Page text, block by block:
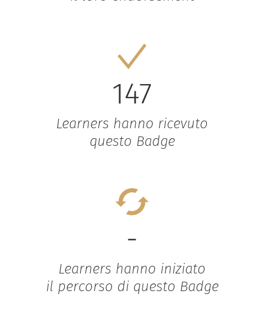
147
Learners hanno ricevuto
questo Badge
-
Learners hanno iniziato
il percorso di questo Badge